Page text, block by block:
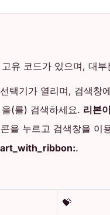
유 코드가 있으며, 대
택기가 열리며, 검색창에
을(를) 검색하세요. 리본
을 누르고 검색창을 이
.
💝